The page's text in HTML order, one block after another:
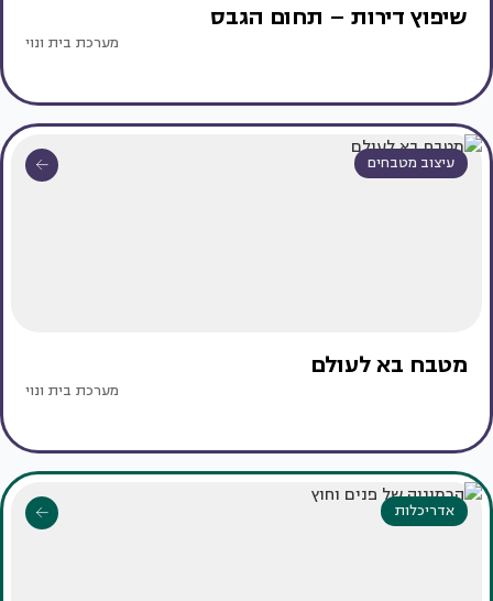
שיפוץ דירות – תחום הגבס
מערכת בית ונוי
עיצוב מטבחים
מטבח בא לעולם
מערכת בית ונוי
אדריכלות